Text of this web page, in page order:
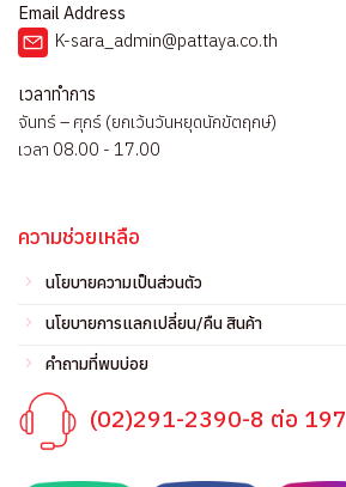
Email Address
K-sara_admin@pattaya.co.th
เวลาทำการ
จันทร์ – ศุกร์ (ยกเว้นวันหยุดนักขัตฤกษ์)
เวลา 08.00 - 17.00
ความช่วยเหลือ
นโยบายความเป็นส่วนตัว
นโยบายการแลกเปลี่ยน/คืน สินค้า
คำถามที่พบบ่อย
(02)291-2390-8 ต่อ 197